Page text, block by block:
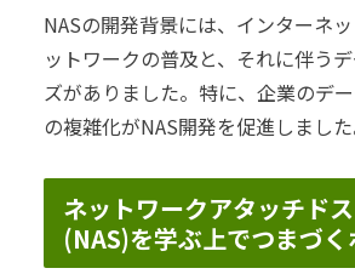
NASの開発背景には、インターネ
ットワークの普及と、それに伴う
ズがありました。特に、企業のデ
の複雑化がNAS開発を促進しました
ネットワークアタッチド
(NAS)を学ぶ上でつまづく